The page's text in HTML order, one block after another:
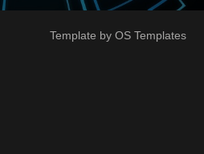
Template by OS Templates